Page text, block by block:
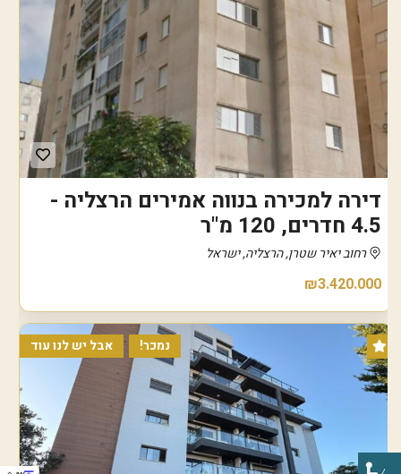
דירה למכירה בנווה אמירים הרצליה -
4.5 חדרים, 120 מ"ר
רחוב יאיר שטרן, הרצליה, ישראל
₪3.420.000
אבל יש לנו עוד נמכר!